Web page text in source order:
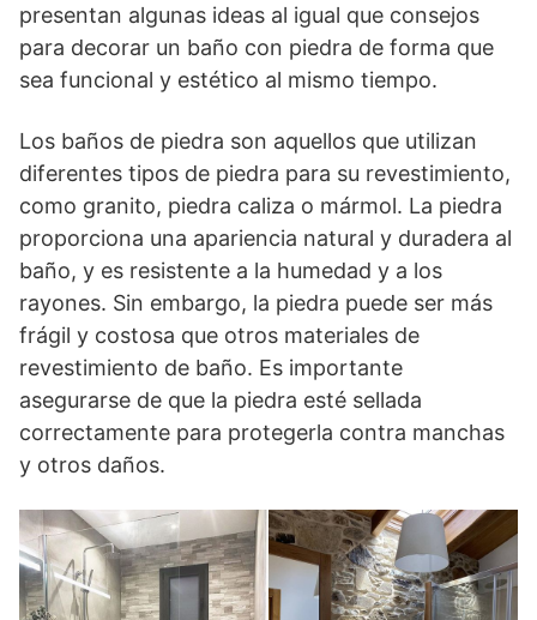
presentan algunas ideas al igual que consejos
para decorar un baño con piedra de forma que
sea funcional y estético al mismo tiempo.
Los baños de piedra son aquellos que utilizan
diferentes tipos de piedra para su revestimiento,
como granito, piedra caliza o mármol. La piedra
proporciona una apariencia natural y duradera al
baño, y es resistente a la humedad y a los
rayones. Sin embargo, la piedra puede ser más
frágil y costosa que otros materiales de
revestimiento de baño. Es importante
asegurarse de que la piedra esté sellada
correctamente para protegerla contra manchas
y otros daños.